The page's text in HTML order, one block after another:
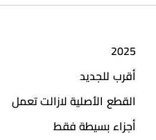
2025
أقرب للجديد
القطع الأصلية لازالت تعمل
أجزاء بسيطة فقط